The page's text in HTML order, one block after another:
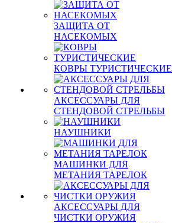
ЗАЩИТА ОТ
НАСЕКОМЫХ
КОВРЫ ТУРИСТИЧЕСКИЕ
АКСЕССУАРЫ ДЛЯ
СТЕНДОВОЙ СТРЕЛЬБЫ
НАУШНИКИ
МАШИНКИ ДЛЯ
МЕТАНИЯ ТАРЕЛОК
АКСЕССУАРЫ ДЛЯ
ЧИСТКИ ОРУЖИЯ